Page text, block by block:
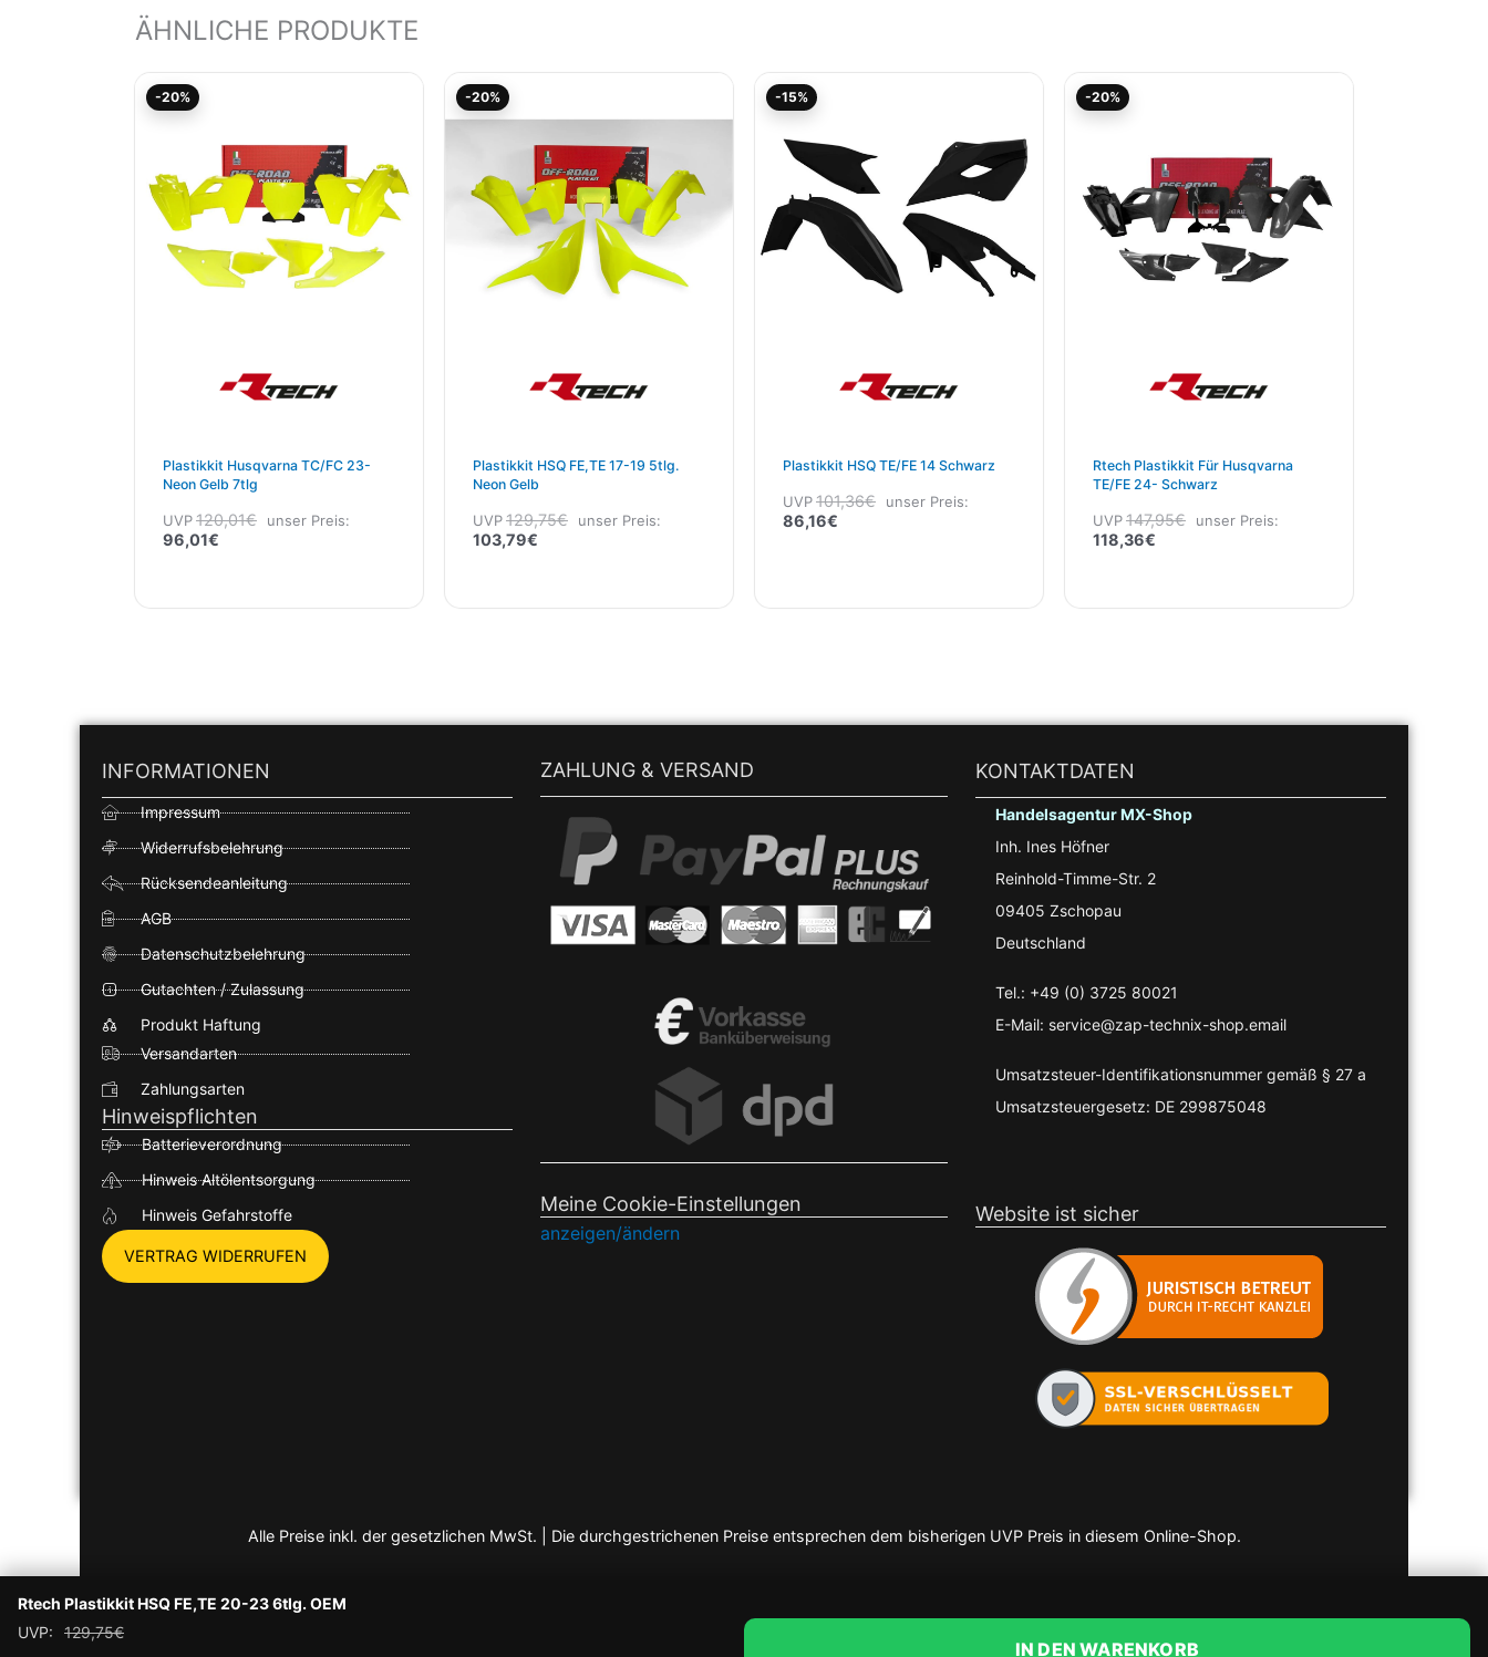
ÄHNLICHE PRODUKTE
-20%
Plastikkit Husqvarna TC/FC 23-
Neon Gelb 7tlg
UVP120,01€
120,01€
unser Preis:
96,01€
96,01€.
-20%
Plastikkit HSQ FE,TE 17-19 5tlg.
Neon Gelb
UVP129,75€
war:
129,75€
unser Preis:
103,79€
ist:
103,79€.
-15%
Plastikkit HSQ TE/FE 14 Schwarz
UVP101,36€ unser Preis:
86,16€
86,16€.
-20%
Rtech Plastikkit Für Husqvarna
TE/FE 24- Schwarz
UVP147,95€ unser Preis:
118,36€
INFORMATIONEN
Impressum
Widerrufsbelehrung
Rücksendeanleitung
AGB
Datenschutzbelehrung
Gutachten / Zulassung
Produkt Haftung
Versandarten
Zahlungsarten
Hinweispflichten
Batterieverordnung
Hinweis Altölentsorgung
Hinweis Gefahrstoffe
VERTRAG WIDERRUFEN
ZAHLUNG & VERSAND
Meine Cookie-Einstellungen
anzeigen/ändern
KONTAKTDATEN
Handelsagentur MX-Shop
Inh. Ines Höfner
Reinhold-Timme-Str. 2
09405 Zschopau
Deutschland
Tel.: +49 (0) 3725 80021
E-Mail: service@zap-technix-shop.email
Umsatzsteuer-Identifikationsnummer gemäß § 27 a
Umsatzsteuergesetz: DE 299875048
Website ist sicher
Alle Preise inkl. der gesetzlichen MwSt. | Die durchgestrichenen Preise entsprechen dem bisherigen UVP Preis in diesem Online-Shop.
Rtech Plastikkit HSQ FE,TE 20-23 6tlg. OEM
UVP:
129,75€
IN DEN WARENKORB